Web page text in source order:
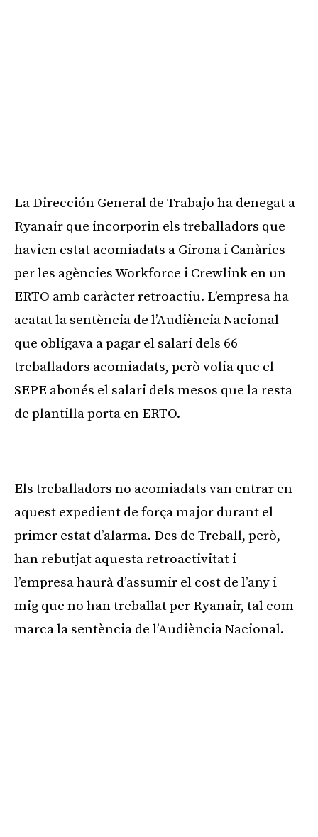
La Dirección General de Trabajo ha denegat a
Ryanair que incorporin els treballadors que
havien estat acomiadats a Girona i Canàries
per les agències Workforce i Crewlink en un
ERTO amb caràcter retroactiu. L’empresa ha
acatat la sentència de l’Audiència Nacional
que obligava a pagar el salari dels 66
treballadors acomiadats, però volia que el
SEPE abonés el salari dels mesos que la resta
de plantilla porta en ERTO.
Els treballadors no acomiadats van entrar en
aquest expedient de força major durant el
primer estat d’alarma. Des de Treball, però,
han rebutjat aquesta retroactivitat i
l’empresa haurà d’assumir el cost de l’any i
mig que no han treballat per Ryanair, tal com
marca la sentència de l’Audiència Nacional.